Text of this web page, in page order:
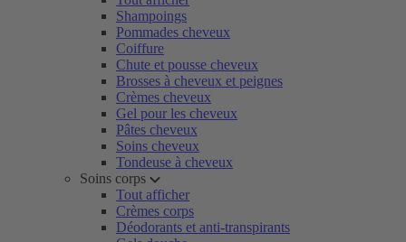
Shampoings
Pommades cheveux
Coiffure
Chute et pousse cheveux
Brosses à cheveux et peignes
Crèmes cheveux
Gel pour les cheveux
Pâtes cheveux
Soins cheveux
Tondeuse à cheveux
Soins corps
Tout afficher
Crèmes corps
Déodorants et anti-transpirants